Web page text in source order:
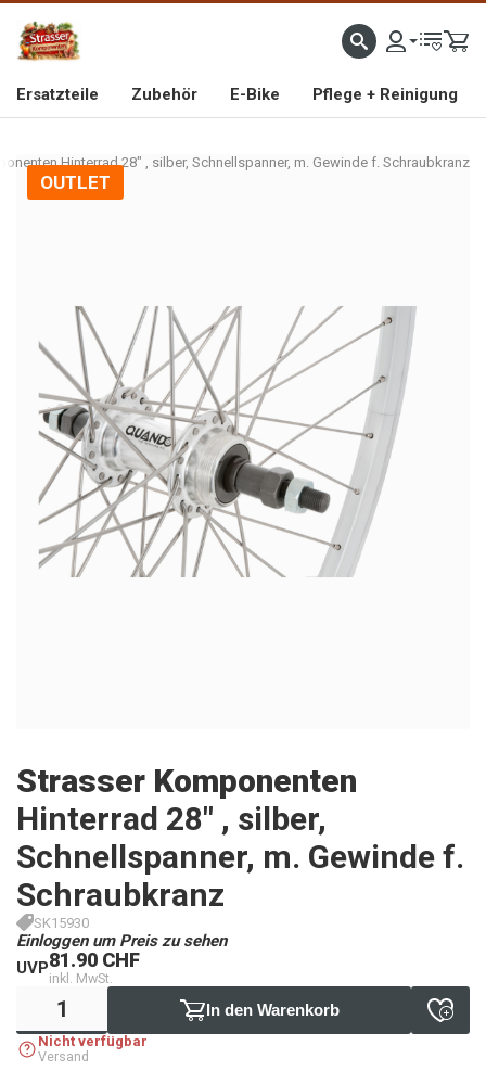
IMPORTEUR VON HOCHWERTIGEN FAHRRAD- UND MOFAERSATZTEILEN SEIT 1993
Ersatzteile Zubehör E-Bike Pflege + Reinigung
Hinterrad 28" , silber, Schnellspanner, m. Gewinde f. Schraubkranz
OUTLET
Strasser Komponenten
Hinterrad 28" , silber,
Schnellspanner, m. Gewinde f.
Schraubkranz
SK15930
Einloggen um Preis zu sehen
UVP81.90 CHF
inkl. MwSt.
In den Warenkorb
Nicht verfügbar
Versand